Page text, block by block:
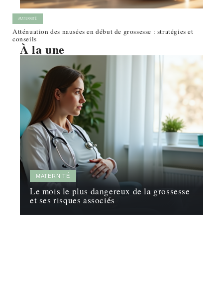
MATERNITÉ
Atténuation des nausées en début de grossesse : stratégies et
conseils
À la une
MATERNITÉ
Le mois le plus dangereux de la grossesse
et ses risques associés